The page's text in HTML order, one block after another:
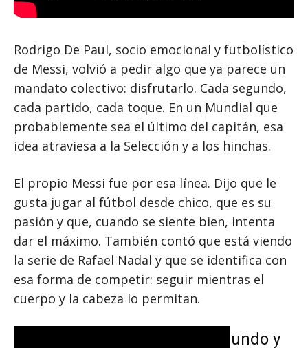
Rodrigo De Paul, socio emocional y futbolístico
de Messi, volvió a pedir algo que ya parece un
mandato colectivo: disfrutarlo. Cada segundo,
cada partido, cada toque. En un Mundial que
probablemente sea el último del capitán, esa
idea atraviesa a la Selección y a los hinchas.
El propio Messi fue por esa línea. Dijo que le
gusta jugar al fútbol desde chico, que es su
pasión y que, cuando se siente bien, intenta
dar el máximo. También contó que está viendo
la serie de Rafael Nadal y que se identifica con
esa forma de competir: seguir mientras el
cuerpo y la cabeza lo permitan.
La estatua más grande del mundo y